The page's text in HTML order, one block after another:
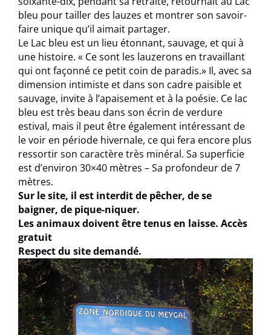
bleu pour tailler des lauzes et montrer son savoir-
faire unique qu’il aimait partager.
Le Lac bleu est un lieu étonnant, sauvage, et qui à
une histoire. « Ce sont les lauzerons en travaillant
qui ont façonné ce petit coin de paradis.» Il, avec sa
dimension intimiste et dans son cadre paisible et
sauvage, invite à l’apaisement et à la poésie. Ce lac
bleu est très beau dans son écrin de verdure
estival, mais il peut être également intéressant de
le voir en période hivernale, ce qui fera encore plus
ressortir son caractère très minéral. Sa superficie
est d’environ 30×40 mètres – Sa profondeur de 7
mètres.
Sur le site, il est interdit de pêcher, de se
baigner, de pique-niquer.
Les animaux doivent être tenus en laisse. Accès
gratuit
Respect du site demandé.